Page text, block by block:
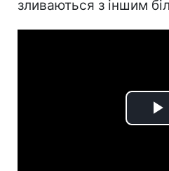
зливаються з іншим